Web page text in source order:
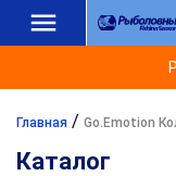
Главная / Go.Emotion
Каталог